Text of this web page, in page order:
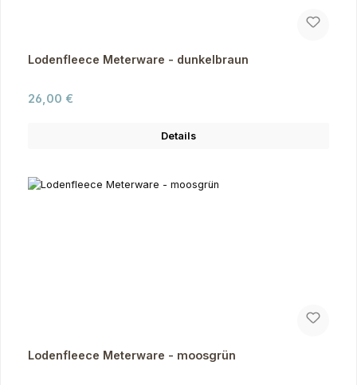
Lodenfleece Meterware - dunkelbraun
Regulärer Preis:
26,00 €
Details
Lodenfleece Meterware - moosgrün